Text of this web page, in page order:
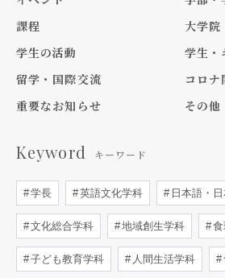
課程
大学院
学生の活動
学生・
留学・国際交流
コロナ
重要なお知らせ
その他
Keyword キーワード
学長 英語文化学科 日本語・日
文化総合学科 地域創生学科 食
子ども教育学科 人間生活学科